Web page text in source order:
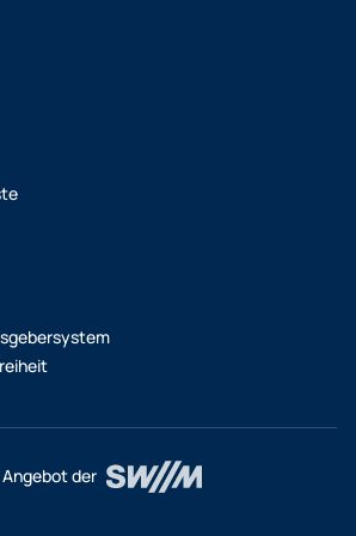
dass Sie Aufzüge bzw.
Reiseweg benötigen.
Angebot der